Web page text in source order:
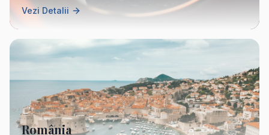
Vezi Detalii
România